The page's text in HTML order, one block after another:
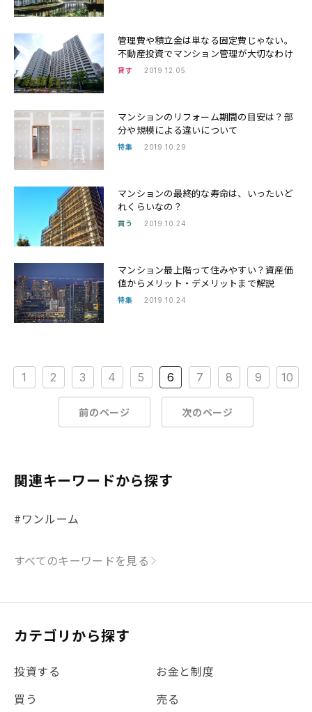
管理費や積立金は単なる固定費じゃない。
不動産投資でマンション管理が大切なわけ
貸す 2019.12.05
マンションのリフォーム期間の目安は？部
分や規模による違いについて
特集 2019.10.29
マンションの最終的な寿命は、いったいど
れくらいなの？
買う 2019.10.24
マンション最上階って住みやすい？資産価
値からメリット・デメリットまで解説
特集 2019.10.24
1 2 3 4 5 6 7 8 9 10
前のページ 次のページ
関連キーワードから探す
#ワンルーム
すべてのキーワードを見る
カテゴリから探す
投資する
お金と制度
買う
売る